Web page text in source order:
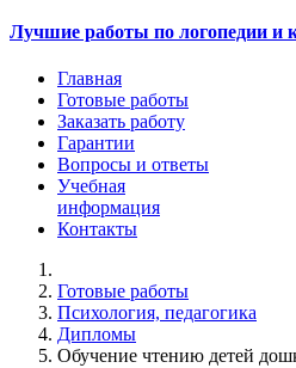
Лучшие работы по логопедии и
Главная
Готовые работы
Заказать работу
Гарантии
Вопросы и ответы
Учебная
информация
Контакты
Готовые работы
Психология, педагогика
Дипломы
Обучение чтению детей